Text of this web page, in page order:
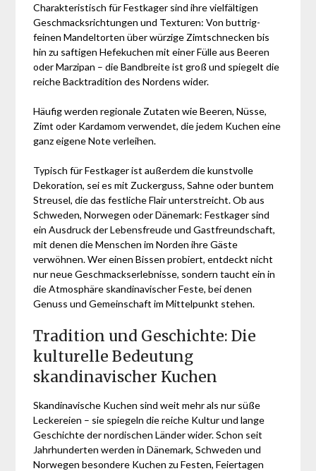
Charakteristisch für Festkager sind ihre vielfältigen
Geschmacksrichtungen und Texturen: Von buttrig-
feinen Mandeltorten über würzige Zimtschnecken bis
hin zu saftigen Hefekuchen mit einer Fülle aus Beeren
oder Marzipan – die Bandbreite ist groß und spiegelt die
reiche Backtradition des Nordens wider.
Häufig werden regionale Zutaten wie Beeren, Nüsse,
Zimt oder Kardamom verwendet, die jedem Kuchen eine
ganz eigene Note verleihen.
Typisch für Festkager ist außerdem die kunstvolle
Dekoration, sei es mit Zuckerguss, Sahne oder buntem
Streusel, die das festliche Flair unterstreicht. Ob aus
Schweden, Norwegen oder Dänemark: Festkager sind
ein Ausdruck der Lebensfreude und Gastfreundschaft,
mit denen die Menschen im Norden ihre Gäste
verwöhnen. Wer einen Bissen probiert, entdeckt nicht
nur neue Geschmackserlebnisse, sondern taucht ein in
die Atmosphäre skandinavischer Feste, bei denen
Genuss und Gemeinschaft im Mittelpunkt stehen.
Tradition und Geschichte: Die
kulturelle Bedeutung
skandinavischer Kuchen
Skandinavische Kuchen sind weit mehr als nur süße
Leckereien – sie spiegeln die reiche Kultur und lange
Geschichte der nordischen Länder wider. Schon seit
Jahrhunderten werden in Dänemark, Schweden und
Norwegen besondere Kuchen zu Festen, Feiertagen